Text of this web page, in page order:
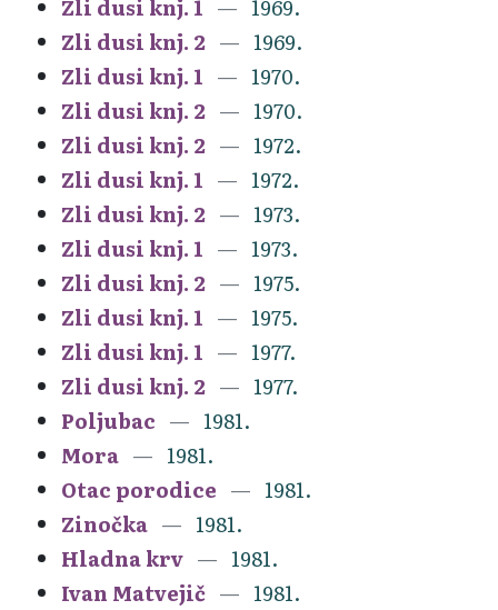
Zli dusi knj. 1
1969.
Zli dusi knj. 2
1969.
Zli dusi knj. 1
1970.
Zli dusi knj. 2
1970.
Zli dusi knj. 2
1972.
Zli dusi knj. 1
1972.
Zli dusi knj. 2
1973.
Zli dusi knj. 1
1973.
Zli dusi knj. 2
1975.
Zli dusi knj. 1
1975.
Zli dusi knj. 1
1977.
Zli dusi knj. 2
1977.
Poljubac
1981.
Mora
1981.
Otac porodice
1981.
Zinočka
1981.
Hladna krv
1981.
Ivan Matvejič
1981.